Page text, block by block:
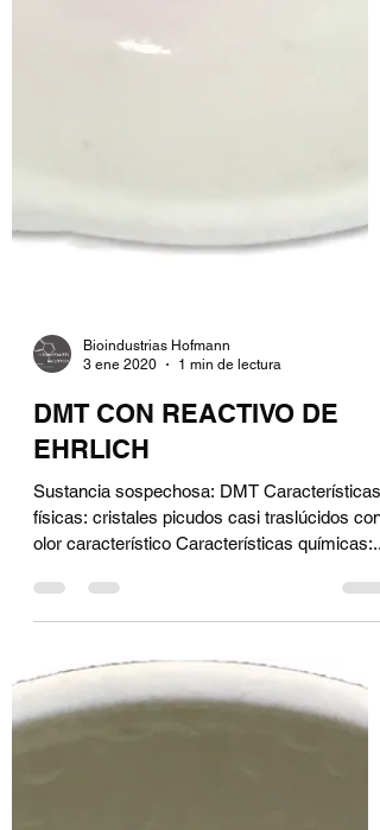
3 ene 2020
1 min de lectura
DMT CON REACTIVO DE
EHRLICH
Sustancia sospechosa: DMT Características
físicas: cristales picudos casi traslúcidos con
olor característico Características químicas:...